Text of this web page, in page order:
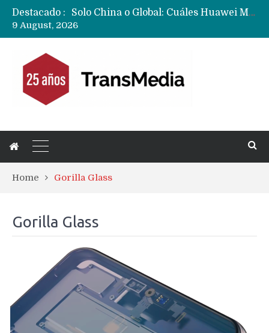
Destacado :
Data Centers de Huawei en Chile, México, Brasil,Perú y Argentina podrían verse afectados por arremetida de EE.UU
9 August, 2026
Home Gorilla Glass
Gorilla Glass